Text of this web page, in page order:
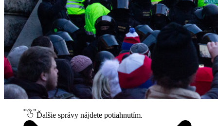
Ďalšie správy nájdete potiahnutím.